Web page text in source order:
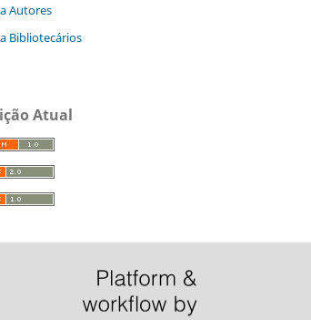
Autores
Bibliotecários
Atual